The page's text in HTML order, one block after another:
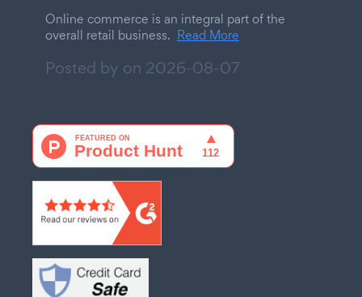
Online commerce is an integral part of the
overall retail business. Read More
Posted by on 2026-08-07